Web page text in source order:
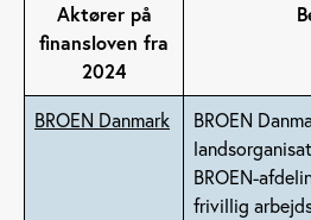
Aktører på
finansloven fra
2024
BROEN Danmark
BROEN
BROEN-
frivillig